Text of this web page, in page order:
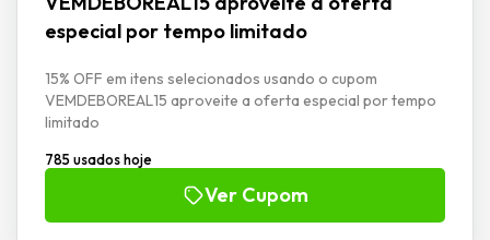
especial por tempo limitado
15% OFF em itens selecionados usando o cupom
VEMDEBOREAL15 aproveite a oferta especial por tempo
limitado
785 usados hoje
Ver Cupom